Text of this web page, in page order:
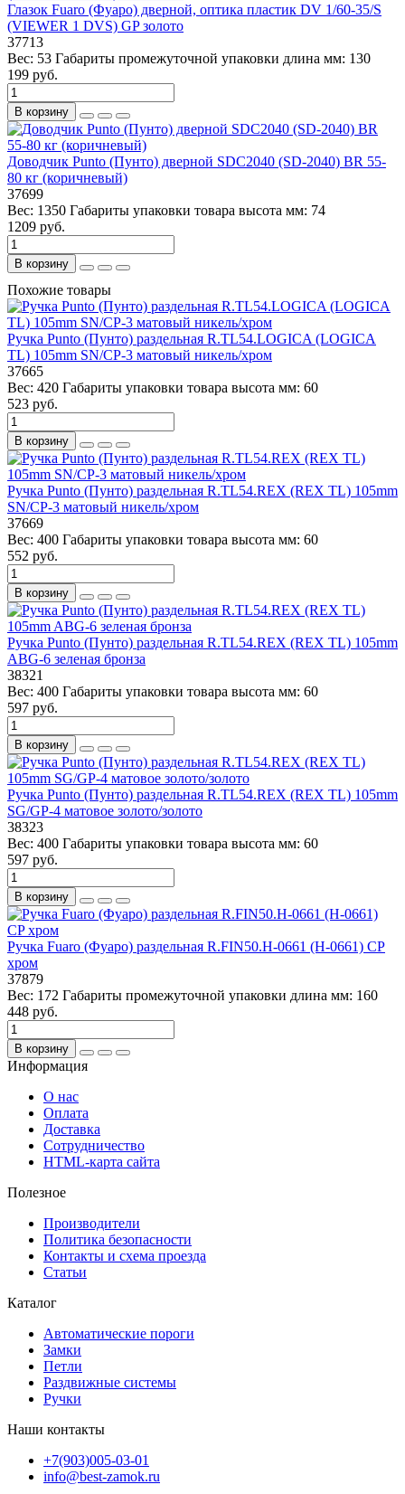
Глазок Fuaro (Фуаро) дверной, оптика пластик DV 1/60-35/S
(VIEWER 1 DVS) GP золото
37713
Вес: 53 Габариты промежуточной упаковки длина мм: 130
199 руб.
В корзину
Доводчик Punto (Пунто) дверной SDC2040 (SD-2040) BR 55-
80 кг (коричневый)
37699
Вес: 1350 Габариты упаковки товара высота мм: 74
1209 руб.
В корзину
Похожие товары
Ручка Punto (Пунто) раздельная R.TL54.LOGICA (LOGICA
TL) 105mm SN/CP-3 матовый никель/хром
37665
Вес: 420 Габариты упаковки товара высота мм: 60
523 руб.
В корзину
Ручка Punto (Пунто) раздельная R.TL54.REX (REX TL) 105mm
SN/CP-3 матовый никель/хром
37669
Вес: 400 Габариты упаковки товара высота мм: 60
552 руб.
В корзину
Ручка Punto (Пунто) раздельная R.TL54.REX (REX TL) 105mm
ABG-6 зеленая бронза
38321
Вес: 400 Габариты упаковки товара высота мм: 60
597 руб.
В корзину
Ручка Punto (Пунто) раздельная R.TL54.REX (REX TL) 105mm
SG/GP-4 матовое золото/золото
38323
Вес: 400 Габариты упаковки товара высота мм: 60
597 руб.
В корзину
Ручка Fuaro (Фуаро) раздельная R.FIN50.H-0661 (H-0661) СP
хром
37879
Вес: 172 Габариты промежуточной упаковки длина мм: 160
448 руб.
В корзину
Информация
О нас
Оплата
Доставка
Сотрудничество
HTML-карта сайта
Полезное
Производители
Политика безопасности
Контакты и схема проезда
Статьи
Каталог
Автоматические пороги
Замки
Петли
Раздвижные системы
Ручки
Наши контакты
+7(903)005-03-01
info@best-zamok.ru